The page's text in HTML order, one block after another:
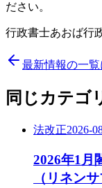
ださい。
行政書士あおば行
最新情報の一覧
同じカテゴ
法改正2026-
2026年1月
（リネン